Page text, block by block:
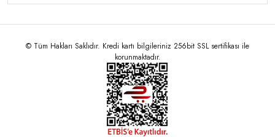
© Tüm Hakları Saklıdır. Kredi kartı bilgileriniz 256bit SSL sertifikası ile
korunmaktadır.